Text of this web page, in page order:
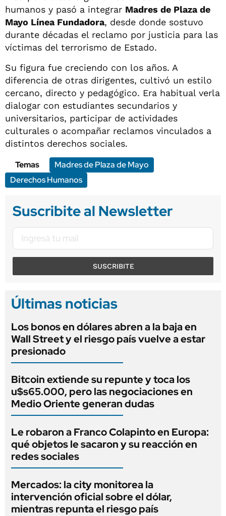
humanos y pasó a integrar Madres de Plaza de
Mayo Línea Fundadora, desde donde sostuvo
durante décadas el reclamo por justicia para las
víctimas del terrorismo de Estado.
Su figura fue creciendo con los años. A
diferencia de otras dirigentes, cultivó un estilo
cercano, directo y pedagógico. Era habitual verla
dialogar con estudiantes secundarios y
universitarios, participar de actividades
culturales o acompañar reclamos vinculados a
distintos derechos sociales.
Temas
Madres de Plaza de Mayo
Derechos Humanos
Suscribite al Newsletter
SUSCRIBITE
Últimas noticias
Los bonos en dólares abren a la baja en
Wall Street y el riesgo país vuelve a estar
presionado
Bitcoin extiende su repunte y toca los
u$s65.000, pero las negociaciones en
Medio Oriente generan dudas
Le robaron a Franco Colapinto en Europa:
qué objetos le sacaron y su reacción en
redes sociales
Mercados: la city monitorea la
intervención oficial sobre el dólar,
mientras repunta el riesgo país